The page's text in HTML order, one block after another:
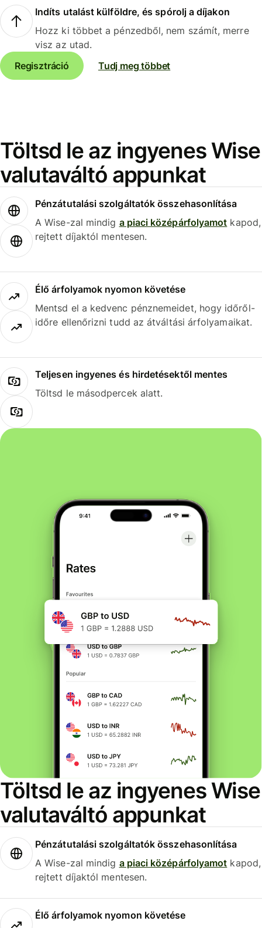
Indíts utalást külföldre, és spórolj a díjakon
Hozz ki többet a pénzedből, nem számít, merre
visz az utad.
Regisztráció
Tudj meg többet
Töltsd le az ingyenes Wise
valutaváltó appunkat
Pénzátutalási szolgáltatók összehasonlítása
A Wise-zal mindig a piaci középárfolyamot kapod,
rejtett díjaktól mentesen.
Élő árfolyamok nyomon követése
Mentsd el a kedvenc pénznemeidet, hogy időről-
időre ellenőrizni tudd az átváltási árfolyamaikat.
Teljesen ingyenes és hirdetésektől mentes
Töltsd le másodpercek alatt.
Töltsd le az ingyenes Wise
valutaváltó appunkat
Pénzátutalási szolgáltatók összehasonlítása
A Wise-zal mindig a piaci középárfolyamot kapod,
rejtett díjaktól mentesen.
Élő árfolyamok nyomon követése